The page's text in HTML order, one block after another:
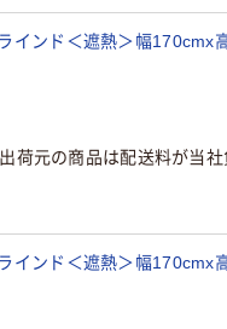
インド＜遮熱＞幅
荷元の商品は配送料が当社
インド＜遮熱＞幅